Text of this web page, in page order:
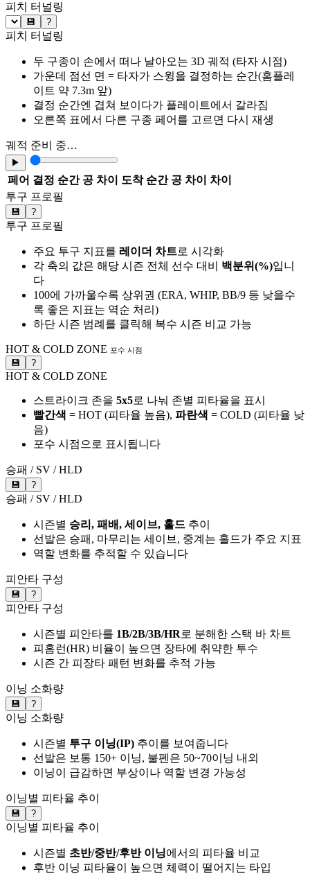
피치 터널링
💾 ?
피치 터널링
두 구종이 손에서 떠나 날아오는 3D 궤적 (타자 시점)
가운데 점선 면 = 타자가 스윙을 결정하는 순간(홈플레
이트 약 7.3m 앞)
결정 순간엔 겹쳐 보이다가 플레이트에서 갈라짐
오른쪽 표에서 다른 구종 페어를 고르면 다시 재생
궤적 준비 중…
▶
페어 결정 순간 공 차이 도착 순간 공 차이
차이
투구 프로필
💾 ?
투구 프로필
주요 투구 지표를 레이더 차트로 시각화
각 축의 값은 해당 시즌 전체 선수 대비 백분위(%)입니
다
100에 가까울수록 상위권 (ERA, WHIP, BB/9 등 낮을수
록 좋은 지표는 역순 처리)
하단 시즌 범례를 클릭해 복수 시즌 비교 가능
HOT & COLD ZONE 포수 시점
💾 ?
HOT & COLD ZONE
스트라이크 존을 5x5로 나눠 존별 피타율을 표시
빨간색 = HOT (피타율 높음), 파란색 = COLD (피타율 낮
음)
포수 시점으로 표시됩니다
승패 / SV / HLD
💾 ?
승패 / SV / HLD
시즌별 승리, 패배, 세이브, 홀드 추이
선발은 승패, 마무리는 세이브, 중계는 홀드가 주요 지표
역할 변화를 추적할 수 있습니다
피안타 구성
💾 ?
피안타 구성
시즌별 피안타를 1B/2B/3B/HR로 분해한 스택 바 차트
피홈런(HR) 비율이 높으면 장타에 취약한 투수
시즌 간 피장타 패턴 변화를 추적 가능
이닝 소화량
💾 ?
이닝 소화량
시즌별 투구 이닝(IP) 추이를 보여줍니다
선발은 보통 150+ 이닝, 불펜은 50~70이닝 내외
이닝이 급감하면 부상이나 역할 변경 가능성
이닝별 피타율 추이
💾 ?
이닝별 피타율 추이
시즌별 초반/중반/후반 이닝에서의 피타율 비교
후반 이닝 피타율이 높으면 체력이 떨어지는 타입